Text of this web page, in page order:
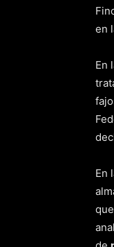
en
En
En